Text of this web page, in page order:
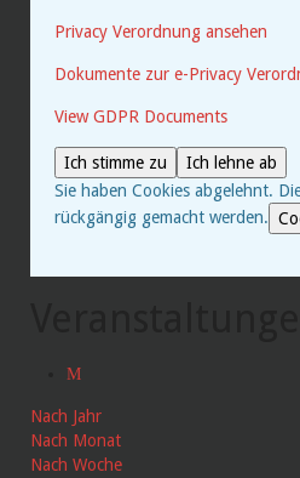
Privacy Verordnung ansehen
Dokumente zur e-Privacy
View GDPR Documents
Ich stimme zu
Ich lehne ab
Sie haben Cookies abgelehnt.
rückgängig gemacht werden.
Nach Jahr
Nach Monat
Nach Woche